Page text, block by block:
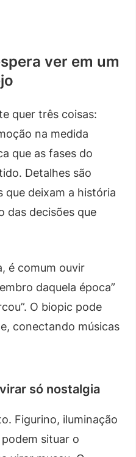
ver em um
quer três coisas:
na medida
que as fases do
Detalhes são
que deixam a história
das decisões que
é comum ouvir
daquela época”
O biopic pode
conectando músicas
só nostalgia
Figurino, iluminação
situar o